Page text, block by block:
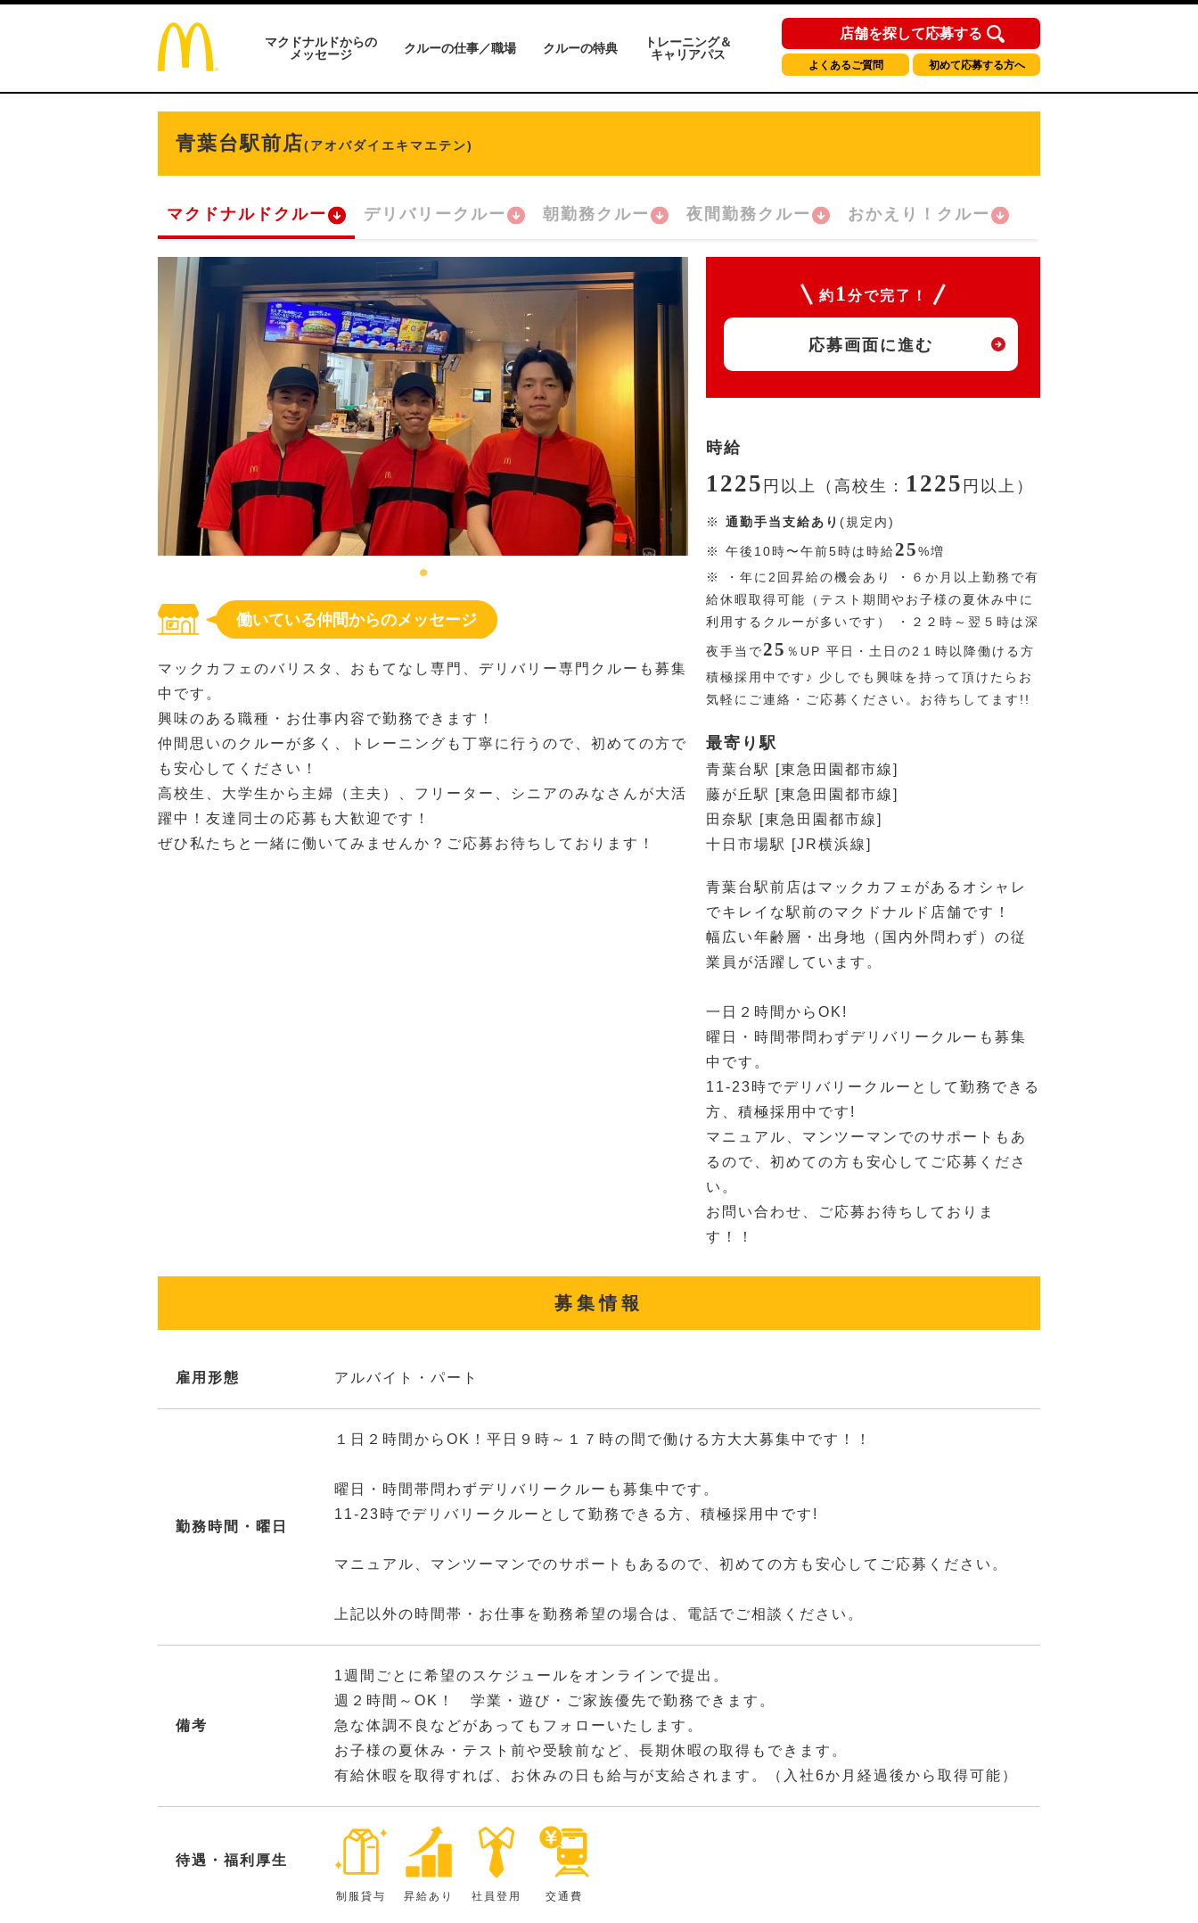
マクドナルドからの
メッセージ
クルーの仕事／職場 クルーの特典
トレーニング＆
キャリアパス
店舗を探して応募する
よくあるご質問 初めて応募する方へ
青葉台駅前店(アオバダイエキマエテン)
マクドナルドクルー デリバリークルー 朝勤務クルー 夜間勤務クルー おかえり！クルー
働いている仲間からのメッセージ
マックカフェのバリスタ、おもてなし専門、デリバリー専門クルーも募集
中です。
興味のある職種・お仕事内容で勤務できます！
仲間思いのクルーが多く、トレーニングも丁寧に行うので、初めての方で
も安心してください！
高校生、大学生から主婦（主夫）、フリーター、シニアのみなさんが大活
躍中！友達同士の応募も大歓迎です！
ぜひ私たちと一緒に働いてみませんか？ご応募お待ちしております！
約 1 分で完了！
応募画面に進む
時給
1225 円 以上（高校生： 1225 円 以上）
※ 通勤手当支給あり (規定内)
※ 午後10時〜午前5時は時給25%増
※
・年に2回昇給の機会あり ・６か月以上勤務で有
給休暇取得可能（テスト期間やお子様の夏休み中に
利用するクルーが多いです） ・２２時～翌５時は深
夜手当で25 ％ UP 平日・土日の2１時以降働ける方
積極採用中です♪ 少しでも興味を持って頂けたらお
気軽にご連絡・ご応募ください。お待ちしてます!!
最寄り駅
青葉台駅 [東急田園都市線]
藤が丘駅 [東急田園都市線]
田奈駅 [東急田園都市線]
十日市場駅 [JR横浜線]
青葉台駅前店はマックカフェがあるオシャレ
でキレイな駅前のマクドナルド店舗です！
幅広い年齢層・出身地（国内外問わず）の従
業員が活躍しています。
一日２時間からOK!
曜日・時間帯問わずデリバリークルーも募集
中です。
11-23時でデリバリークルーとして勤務できる
方、積極採用中です!
マニュアル、マンツーマンでのサポートもあ
るので、初めての方も安心してご応募くださ
い。
お問い合わせ、ご応募お待ちしておりま
す！！
募集情報
雇用形態 アルバイト・パート
勤務時間・曜日
１日２時間からOK！平日９時～１７時の間で働ける方大大募集中です！！
曜日・時間帯問わずデリバリークルーも募集中です。
11-23時でデリバリークルーとして勤務できる方、積極採用中です!
マニュアル、マンツーマンでのサポートもあるので、初めての方も安心してご応募ください。
上記以外の時間帯・お仕事を勤務希望の場合は、電話でご相談ください。
備考
1週間ごとに希望のスケジュールをオンラインで提出。
週２時間～OK！ 学業・遊び・ご家族優先で勤務できます。
急な体調不良などがあってもフォローいたします。
お子様の夏休み・テスト前や受験前など、長期休暇の取得もできます。
有給休暇を取得すれば、お休みの日も給与が支給されます。（入社6か月経過後から取得可能）
待遇・福利厚生
制服貸与 昇給あり 社員登用 交通費